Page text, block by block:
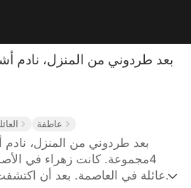
بعد طردوني من المنزل، نادم
عاطفة
بعد طردوني من المنزل، نادم
4مجموعة. كانت زهراء في
عائلة في العاصمة. بعد أن اكتشفت